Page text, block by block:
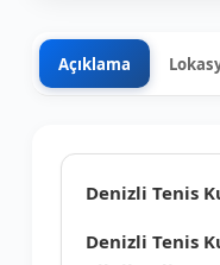
Açıklama
Denizli Tenis
Denizli Tenis